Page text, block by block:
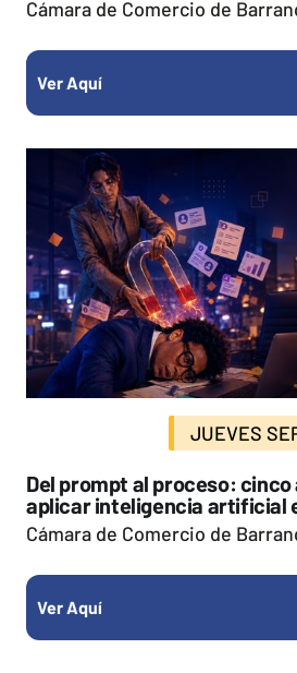
Cámara de Comercio de
Ver Aquí
JUEVES
Del prompt al proceso:
aplicar inteligencia artificial
Cámara de Comercio de
Ver Aquí